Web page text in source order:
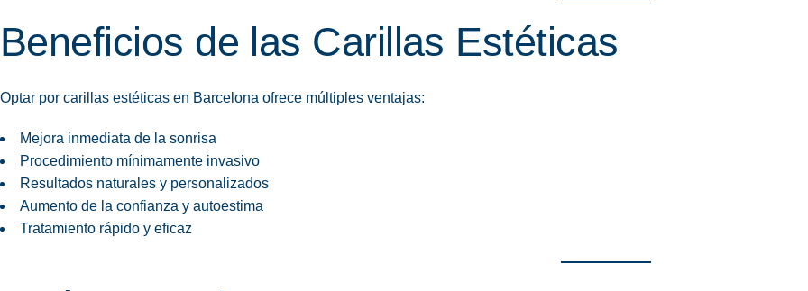
Beneficios de las Carillas Estéticas
Optar por carillas estéticas en Barcelona ofrece múltiples ventajas:
Mejora inmediata de la sonrisa
Procedimiento mínimamente invasivo
Resultados naturales y personalizados
Aumento de la confianza y autoestima
Tratamiento rápido y eficaz